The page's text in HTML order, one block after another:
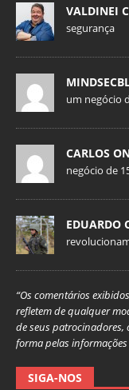
VALDINEI
segurança
um negócio
CARLOS
negócio de
EDUARDO
“Os comentários
refletem de qualquer
de seus patrocinadores,
forma pelas
SIGA-NOS